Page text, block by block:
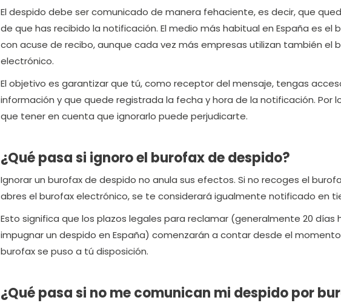
El despido debe ser comunicado de manera fehaciente, es decir, que
de que has recibido la notificación. El medio más habitual en España es el
con acuse de recibo, aunque cada vez más empresas utilizan también el
electrónico.
El objetivo es garantizar que tú, como receptor del mensaje, tengas
información y que quede registrada la fecha y hora de la notificación. Por
que tener en cuenta que ignorarlo puede perjudicarte.
¿Qué pasa si ignoro el burofax de despido?
Ignorar un burofax de despido no anula sus efectos. Si no recoges el
abres el burofax electrónico, se te considerará igualmente notificado en
Esto significa que los plazos legales para reclamar (generalmente 20 días
impugnar un despido en España) comenzarán a contar desde el
burofax se puso a tú disposición.
¿Qué pasa si no me comunican mi despido por